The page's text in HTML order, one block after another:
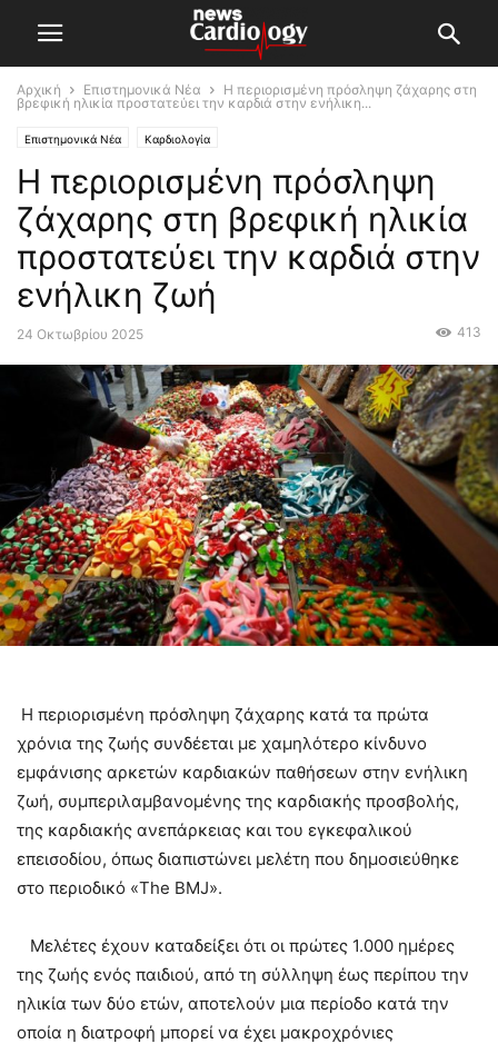
Αρχική Επιστημονικά Νέα
Η περιορισμένη πρόσληψη ζάχαρης στη
βρεφική ηλικία προστατεύει την καρδιά στην ενήλικη...
Επιστημονικά Νέα Καρδιολογία
Η περιορισμένη πρόσληψη
ζάχαρης στη βρεφική ηλικία
προστατεύει την καρδιά στην
ενήλικη ζωή
24 Οκτωβρίου 2025 413
Η περιορισμένη πρόσληψη ζάχαρης κατά τα πρώτα
χρόνια της ζωής συνδέεται με χαμηλότερο κίνδυνο
εμφάνισης αρκετών καρδιακών παθήσεων στην ενήλικη
ζωή, συμπεριλαμβανομένης της καρδιακής προσβολής,
της καρδιακής ανεπάρκειας και του εγκεφαλικού
επεισοδίου, όπως διαπιστώνει μελέτη που δημοσιεύθηκε
στο περιοδικό «The BMJ».
Μελέτες έχουν καταδείξει ότι οι πρώτες 1.000 ημέρες
της ζωής ενός παιδιού, από τη σύλληψη έως περίπου την
ηλικία των δύο ετών, αποτελούν μια περίοδο κατά την
οποία η διατροφή μπορεί να έχει μακροχρόνιες